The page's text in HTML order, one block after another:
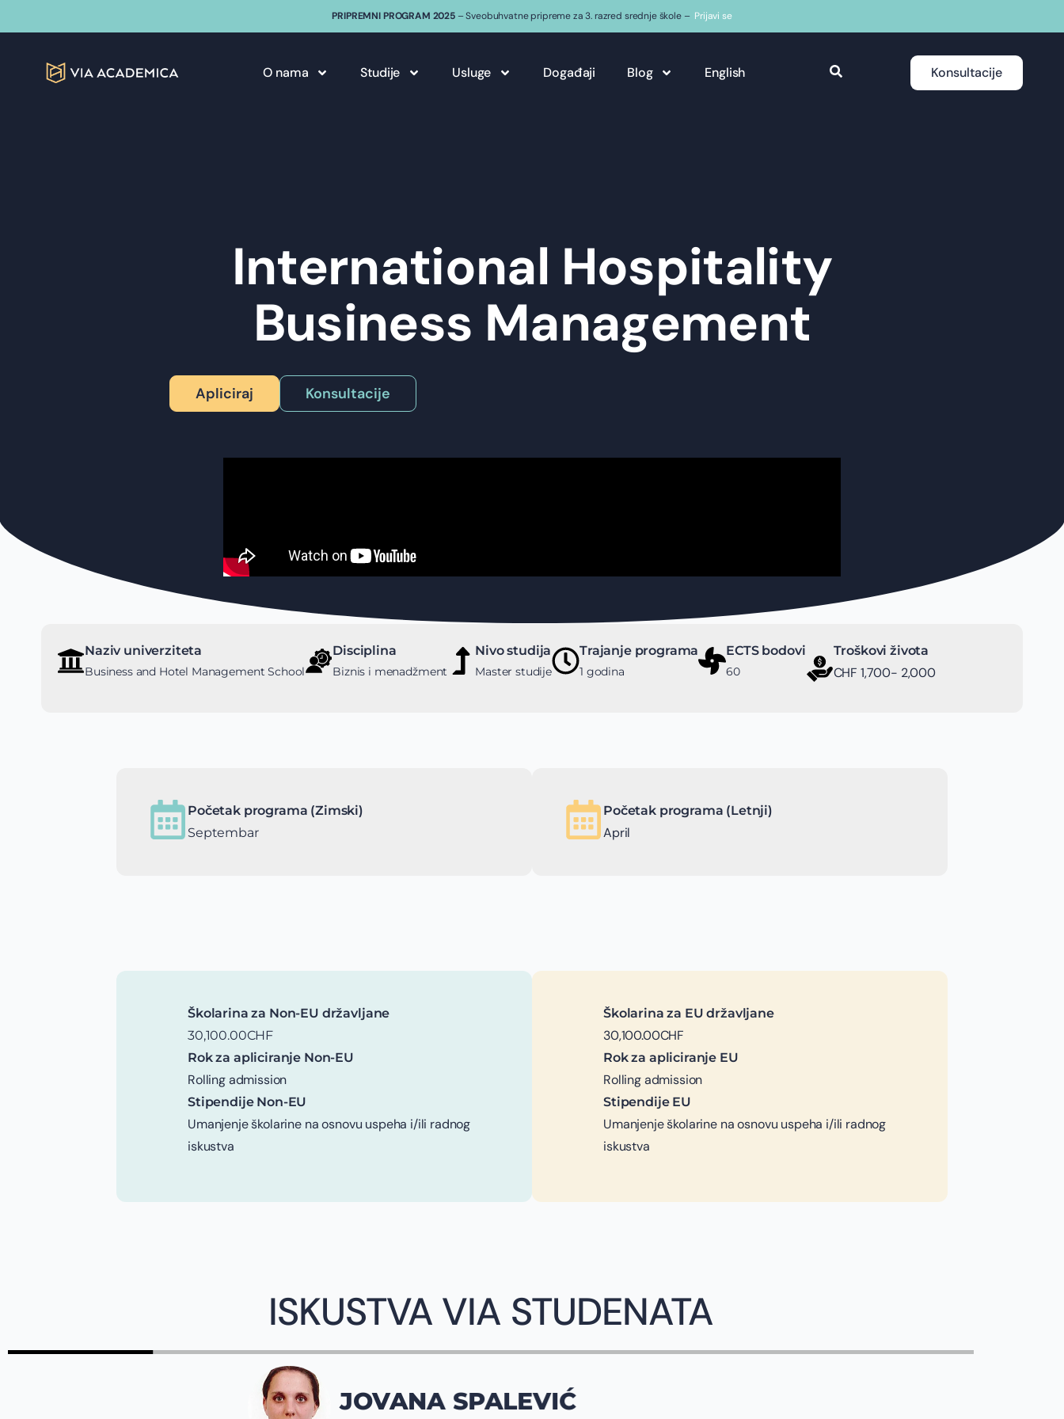
PRIPREMNI PROGRAM 2025– Sveobuhvatne pripreme za 3. razred srednje škole – Prijavi se
O nama Studije Usluge Događaji Blog English Konsultacije
International Hospitality
Business Management
Apliciraj Konsultacije
Naziv univerziteta
Business and Hotel Management School
Disciplina
Biznis i menadžment
Nivo studija
Master studije
Trajanje programa
1 godina
ECTS bodovi
60
Troškovi života
CHF 1,700- 2,000
Početak programa (Zimski)
Septembar
Početak programa (Letnji)
April
Školarina za Non-EU državljane
30,100.00CHF
Rok za apliciranje Non-EU
Rolling admission
Stipendije Non-EU
Umanjenje školarine na osnovu uspeha i/ili radnog
iskustva
Školarina za EU državljane
30,100.00CHF
Rok za apliciranje EU
Rolling admission
Stipendije EU
Umanjenje školarine na osnovu uspeha i/ili radnog
iskustva
ISKUSTVA VIA STUDENATA
JOVANA SPALEVIĆ